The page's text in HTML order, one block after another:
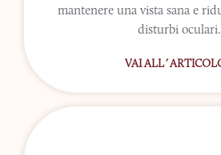
mantenere una vista sana e
disturbi oculari.
VAI